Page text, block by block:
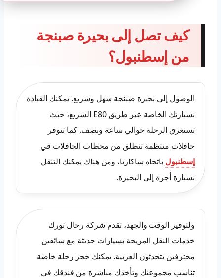
كيف تصل إلى بحيرة صبنجة
من إسطنبول؟
الوصول إلى بحيرة صبنجة سهل وسريع. يمكنك القيادة
بسيارتك الخاصة عبر طريق E80 السريع، حيث
تستغرق الرحلة حوالي ساعة ونصف. كما تتوفر
حافلات منتظمة تنطلق من محطات الحافلات في
إسطنبول باتجاه ساكاريا، ومن هناك يمكنك التنقل
بسيارة أجرة إلى البحيرة.
ولتوفير الوقت والجهد، تقدم شركة رحال تورك
خدمات النقل المريحة بسيارات حديثة مع سائقين
محترفين يتحدثون العربية. يمكنك حجز رحلة خاصة
تناسب مجموعتك وتأخذك مباشرة من فندقك في